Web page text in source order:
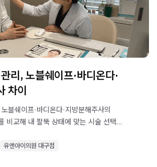
리, 노블쉐이프·바디온다·
차이
블쉐이프·바디온다·지방분해주사의
비교해 내 팔뚝 상태에 맞는 시술 선택
유앤아이의원 대구점